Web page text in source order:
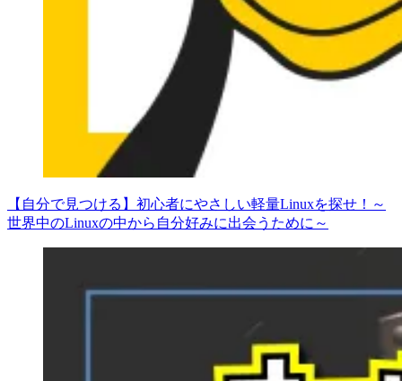
【自分で見つける】初心者にやさしい軽量Linuxを探せ！～
世界中のLinuxの中から自分好みに出会うために～